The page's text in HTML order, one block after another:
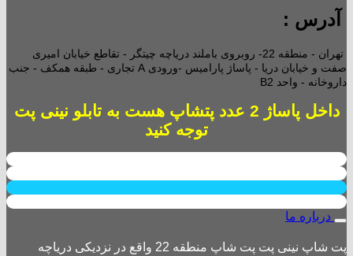
آدرس :
تهران - منطقه 22- روبروی باملند دریاچه چیتگر - تقاطع خیابان امیری
صفت و خیابان دریا - پاساژ پارامیس -ورودی A تجاری -
طبقه همکف - جنب
داروخانه - واحد B2
داخل پاساژ 2 عدد پتشاپ هست به تابلو نینی پت
توجه کنید
درباره ما
پت شاپ نینی پت پت شاپ منطقه 22 واقع در نزدیکی دریاچه